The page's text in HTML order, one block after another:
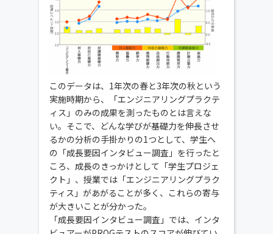
このデータは、1年次の春と3年次の秋という
実施時期から、「エンジニアリングプラクテ
ィス」のみの成果を測ったものとは言えな
い。そこで、どんな学びが基礎力を伸長させ
るかの分析の手掛かりの1つとして、学生へ
の「成長要因インタビュー調査」を行ったと
ころ、成長のきっかけとして「学生プロジェ
クト」、授業では「エンジニアリングプラク
ティス」があがることが多く、これらの寄与
が大きいことが分かった。
「成長要因インタビュー調査」では、インタ